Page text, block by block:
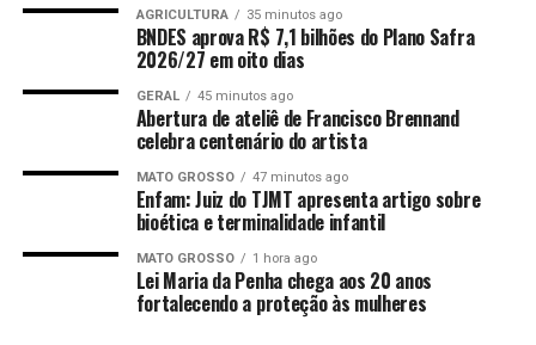
deSaúde Indígenado Ministério da Saúde, Lucinha
Tremembé, representou o ministro Alexandre Padilha
um espaço que, além de agregar relevantes debates
técnicos, se apresenta como “espaço de defesa pela vida,
da democracia, do SUS público, universal e gratuito”.
“É um espaço onde reafirmamos que saúde não é
mercadoria. Saúde é direito do povo brasileiro e os
municípios são a porta de entrada do SUS. Este
congresso também simboliza a importância do diálogo
AGRICULTURA 35 minutos ago
BNDES aprova R$ 7,1 bilhões do Plano Safra
2026/27 em oito dias
GERAL 45 minutos ago
Abertura de ateliê de Francisco Brennand
celebra centenário do artista
MATO GROSSO 47 minutos ago
Enfam: Juiz do TJMT apresenta artigo sobre
bioética e terminalidade infantil
MATO GROSSO 1 hora ago
Lei Maria da Penha chega aos 20 anos
fortalecendo a proteção às mulheres